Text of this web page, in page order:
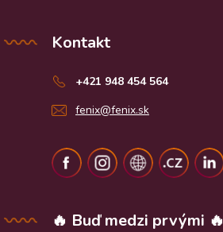
Kontakt
+421 948 454 564
fenix@fenix.sk
🔥 Buď medzi prvými 🔥